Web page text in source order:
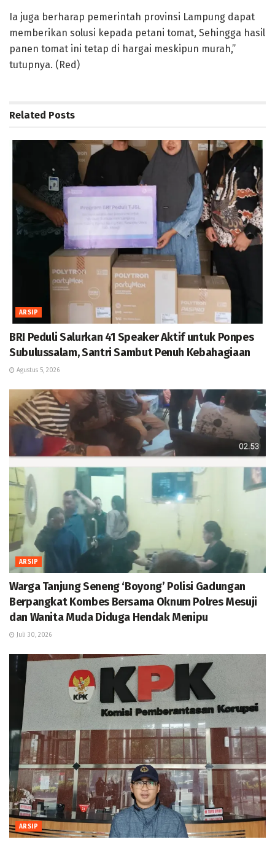
Ia juga berharap pemerintah provinsi Lampung dapat
memberikan solusi kepada petani tomat, Sehingga hasil
panen tomat ini tetap di hargai meskipun murah,”
tutupnya. (Red)
Related Posts
ARSIP
BRI Peduli Salurkan 41 Speaker Aktif untuk Ponpes
Subulussalam, Santri Sambut Penuh Kebahagiaan
Agustus 5, 2026
ARSIP
Warga Tanjung Seneng ‘Boyong’ Polisi Gadungan
Berpangkat Kombes Bersama Oknum Polres Mesuji
dan Wanita Muda Diduga Hendak Menipu
Juli 30, 2026
ARSIP